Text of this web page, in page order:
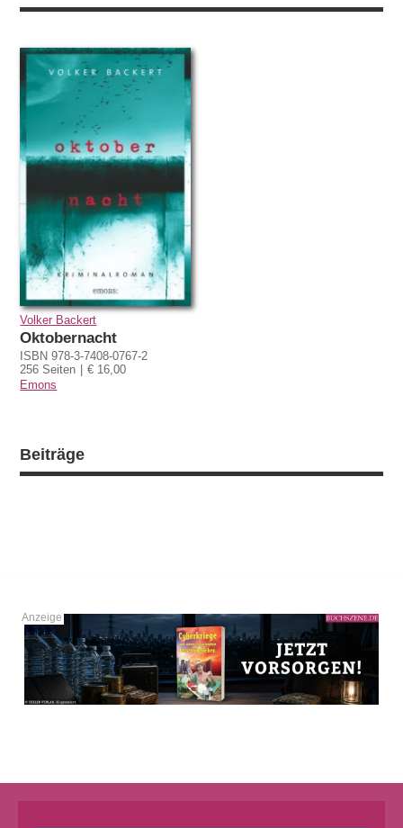
Volker Backert
Oktobernacht
ISBN 978-3-7408-0767-2
256 Seiten
€ 16,00
Emons
Beiträge